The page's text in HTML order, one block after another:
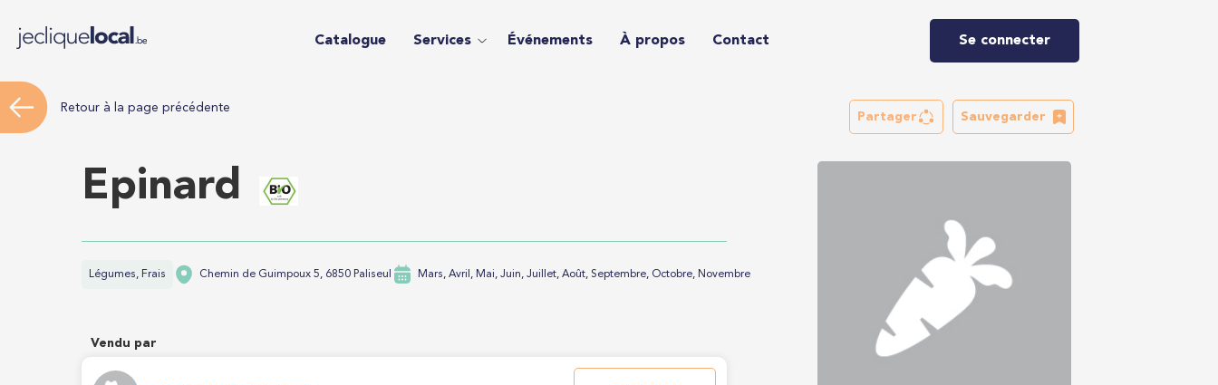
Catalogue Services Événements À propos Contact Se connecter
Retour à la page précédente
Partager Sauvegarder
Epinard
Légumes, Frais Chemin de Guimpoux 5, 6850 Paliseul Mars, Avril, Mai, Juin, Juillet, Août, Septembre, Octobre, Novembre
Vendu par